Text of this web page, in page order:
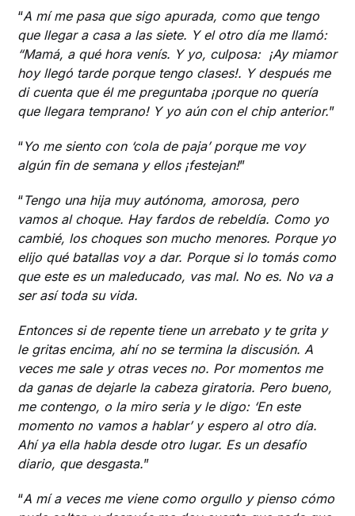
“A mí me pasa que sigo apurada, como que tengo
que llegar a casa a las siete. Y el otro día me llamó:
“Mamá, a qué hora venís. Y yo, culposa: ¡Ay miamor
hoy llegó tarde porque tengo clases!. Y después me
di cuenta que él me preguntaba ¡porque no quería
que llegara temprano! Y yo aún con el chip anterior.”
“Yo me siento con ‘cola de paja’ porque me voy
algún fin de semana y ellos ¡festejan!”
“Tengo una hija muy autónoma, amorosa, pero
vamos al choque. Hay fardos de rebeldía. Como yo
cambié, los choques son mucho menores. Porque yo
elijo qué batallas voy a dar. Porque si lo tomás como
que este es un maleducado, vas mal. No es. No va a
ser así toda su vida.
Entonces si de repente tiene un arrebato y te grita y
le gritas encima, ahí no se termina la discusión. A
veces me sale y otras veces no. Por momentos me
da ganas de dejarle la cabeza giratoria. Pero bueno,
me contengo, o la miro seria y le digo: ‘En este
momento no vamos a hablar’ y espero al otro día.
Ahí ya ella habla desde otro lugar. Es un desafío
diario, que desgasta.”
“A mí a veces me viene como orgullo y pienso cómo